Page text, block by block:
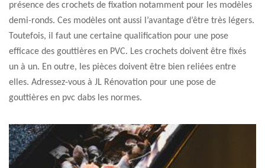
présence des crochets de fixation notamment pour les modèles
demi-ronds. Ces modèles ont aussi l’avantage d’être très légers.
Toutefois, il faut une certaine qualification pour une pose
efficace des gouttières en PVC. Les crochets doivent être fixés
un à un. En outre, les pièces doivent être bien reliées entre
elles. Adressez-vous à JL Rénovation pour une pose de
gouttières en pvc dabs les normes.